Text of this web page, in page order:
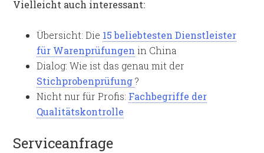
Vielleicht auch interessant:
Übersicht: Die 15 beliebtesten Dienstleister
für Warenprüfungen in China
Dialog: Wie ist das genau mit der
Stichprobenprüfung?
Nicht nur für Profis: Fachbegriffe der
Qualitätskontrolle
Serviceanfrage